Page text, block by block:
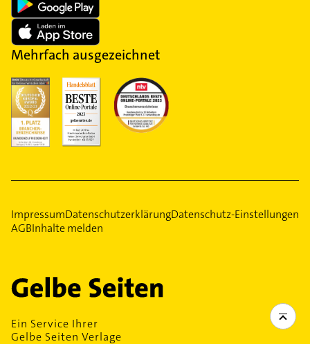
Mehrfach ausgezeichnet
ImpressumDatenschutzerklärungDatenschutz-Einstellungen
AGBInhalte melden
Ein Service Ihrer
Gelbe Seiten Verlage